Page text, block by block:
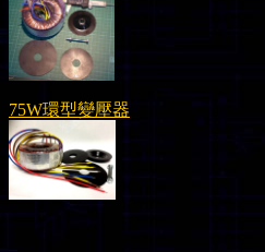
75W環型變壓器